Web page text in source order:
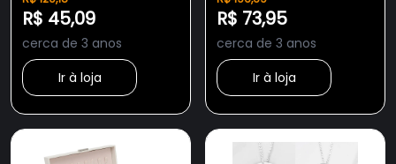
R$ 45,09
cerca de 3 anos
Ir à loja
Flashlight
R$ 73,95
cerca de 3 anos
Ir à loja